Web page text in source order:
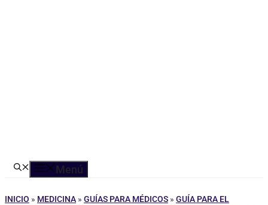
Menú
INICIO » MEDICINA » GUÍAS PARA MÉDICOS » GUÍA PARA EL